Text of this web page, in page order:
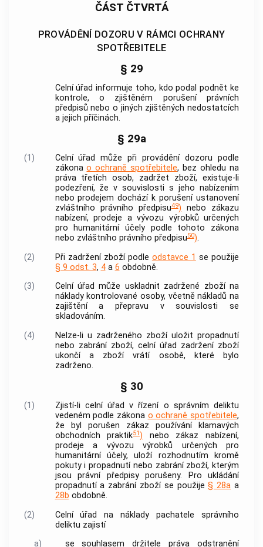
ČÁST ČTVRTÁ
PROVÁDĚNÍ DOZORU V RÁMCI OCHRANY
SPOTŘEBITELE
§ 29
Celní úřad informuje toho, kdo podal podnět ke
kontrole, o zjištěném porušení právních
předpisů nebo o jiných zjištěných nedostatcích
a jejich příčinách.
§ 29a
(1)
Celní úřad může při provádění dozoru podle
zákonao ochraně spotřebitele, bez ohledu na
práva třetích osob, zadržet zboží, existuje-li
podezření, že v souvislosti s jeho nabízením
nebo prodejem dochází k porušení ustanovení
zvláštního právního předpisu49) nebo zákazu
nabízení, prodeje a vývozu výrobků určených
pro humanitární účely podle tohoto zákona
nebo zvláštního právního předpisu50).
(2)
Při zadržení zboží podle odstavce 1 se použije
§ 9 odst. 3, 4a 6 obdobně.
(3)
Celní úřad může uskladnit zadržené zboží na
náklady kontrolované osoby, včetně nákladů na
zajištění a přepravu v souvislosti se
skladováním.
(4)
Nelze-li u zadrženého zboží uložit propadnutí
nebo zabrání zboží, celní úřad zadržení zboží
ukončí a zboží vrátí osobě, které bylo
zadrženo.
§ 30
(1)
Zjistí-li celní úřad v řízení o správním deliktu
vedeném podle zákona o ochraně spotřebitele,
že byl porušen zákaz používání klamavých
obchodních praktik51) nebo zákaz nabízení,
prodeje a vývozu výrobků určených pro
humanitární účely, uloží rozhodnutím kromě
pokuty i propadnutí nebo zabrání zboží, kterým
jsou právní předpisy porušeny. Pro ukládání
propadnutí a zabrání zboží se použije§ 28a a
28b obdobně.
(2)
Celní úřad na náklady pachatele správního
deliktu zajistí
a)
se souhlasem držitele práva odstranění